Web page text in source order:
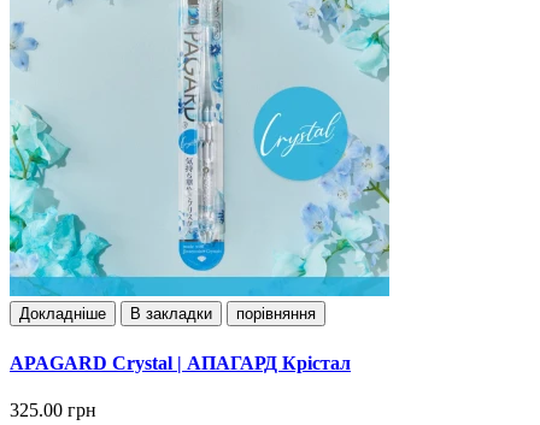
Докладнiше В закладки порівняння
APAGARD Crystal | АПАГАРД Крістал
325.00 грн